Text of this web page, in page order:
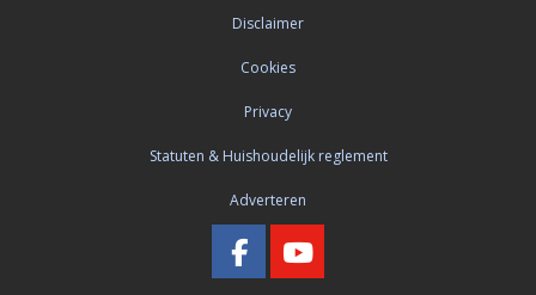
Disclaimer
Cookies
Privacy
Statuten & Huishoudelijk reglement
Adverteren